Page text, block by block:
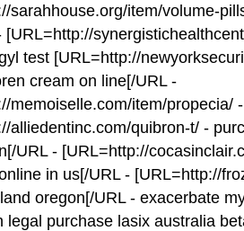
sarahhouse.org/item/volume-
[URL=http://
test [URL=http://
cream on line[/URL -
memoiselle.com/item/propecia/
alliedentinc.com/quibron-t/ -
URL - [URL=http://
in us[/URL - [URL=http://
oregon[/URL - exacerbate
legal purchase lasix australia